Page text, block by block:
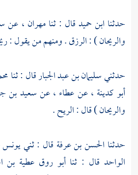
حدثنا ابن حميدقال : ثنامهران ، عن
والريحان ) : الرزق . ومنهم من يقول :
حدثنيسليمان بن عبد الجبارقال : ثنا
أبو كدينة ، عنعطاء ، عنسعيد بن
والريحان ) قال : الريح .
حدثنا الحسن بن عرفة قال : ثنييونس
الواحد قال : ثناأبو روق عطية بن